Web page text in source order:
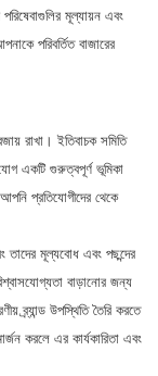
মূল্যায়ন এবং
পরিবর্তিত বাজারের
রাখা। ইতিবাচক সমিতি
একটি গুরুত্বপূর্ণ ভূমিকা
প্রতিযোগীদের থেকে
তাদের মূল্যবোধ এবং পছন্দের
বাড়ানোর জন্য
ব্র্যান্ড উপস্থিতি তৈরি করতে
করলে এর কার্যকারিতা এবং